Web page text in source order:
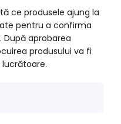
ce produsele ajung la
pentru a confirma
După aprobarea
produsului va fi